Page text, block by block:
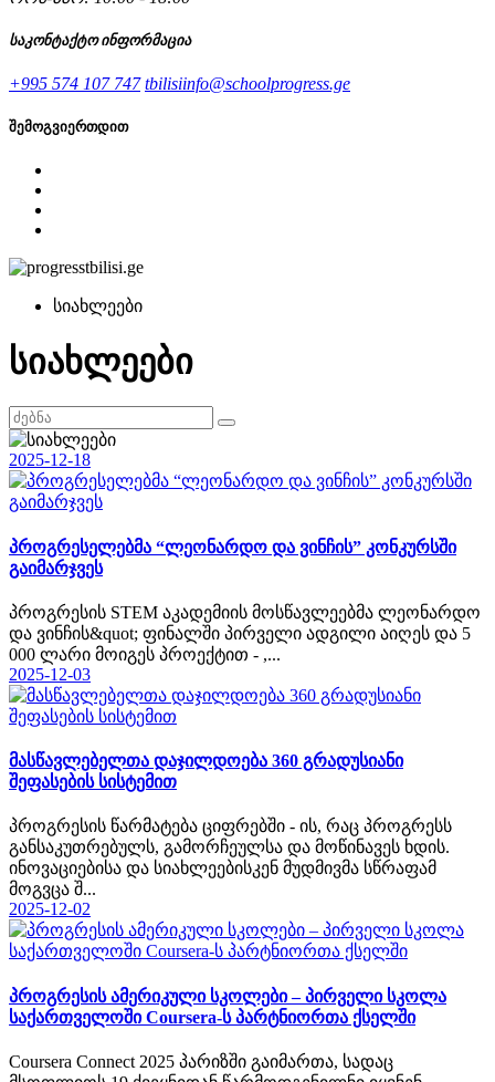
საკონტაქტო ინფორმაცია
+995 574 107 747 tbilisiinfo@schoolprogress.ge
შემოგვიერთდით
სიახლეები
სიახლეები
2025-12-18
პროგრესელებმა “ლეონარდო და ვინჩის” კონკურსში
გაიმარჯვეს
პროგრესის STEM აკადემიის მოსწავლეებმა ლეონარდო
და ვინჩის&quot; ფინალში პირველი ადგილი აიღეს და 5
000 ლარი მოიგეს პროექტით - ,...
2025-12-03
მასწავლებელთა დაჯილდოება 360 გრადუსიანი
შეფასების სისტემით
პროგრესის წარმატება ციფრებში - ის, რაც პროგრესს
განსაკუთრებულს, გამორჩეულსა და მოწინავეს ხდის.
ინოვაციებისა და სიახლეებისკენ მუდმივმა სწრაფამ
მოგვცა შ...
2025-12-02
პროგრესის ამერიკული სკოლები – პირველი სკოლა
საქართველოში Coursera-ს პარტნიორთა ქსელში
Coursera Connect 2025 პარიზში გაიმართა, სადაც